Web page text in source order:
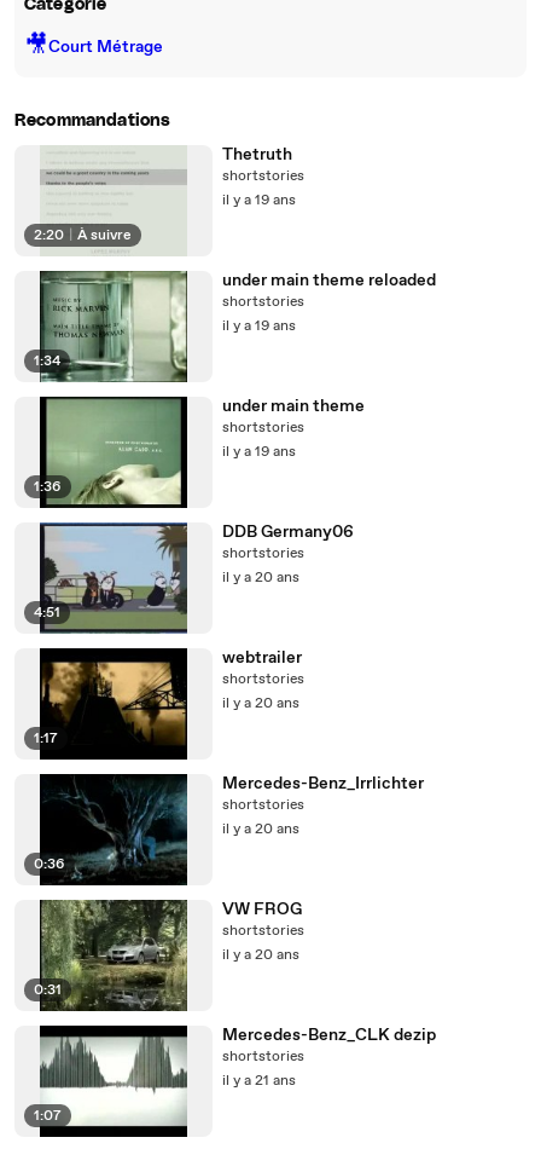
Catégorie
🎥Court Métrage
Recommandations
2:20 À suivre
Thetruth
shortstories
il y a 19 ans
1:34
under main theme reloaded
shortstories
il y a 19 ans
1:36
under main theme
shortstories
il y a 19 ans
4:51
DDB Germany06
shortstories
il y a 20 ans
1:17
webtrailer
shortstories
il y a 20 ans
0:36
Mercedes-Benz_Irrlichter
shortstories
il y a 20 ans
0:31
VW FROG
shortstories
il y a 20 ans
1:07
Mercedes-Benz_CLK dezip
shortstories
il y a 21 ans